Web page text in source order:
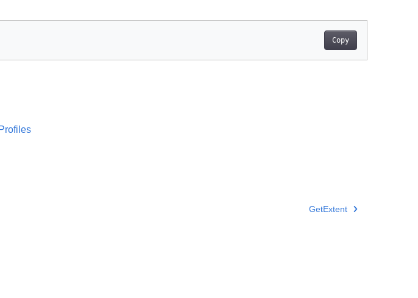
Copy
GetExtent